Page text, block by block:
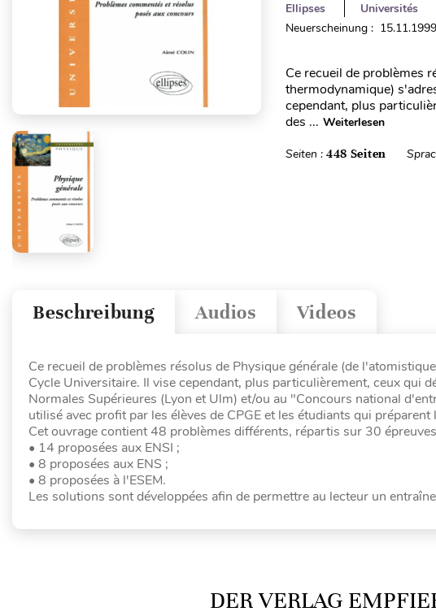
Ellipses
Universités
Neuerscheinung : 15.11.1999
Ce recueil de problèmes
thermodynamique)
cependant, plus
des ... Weiterlesen
Seiten : 448 Seiten
Videos
Audios
Beschreibung
Ce recueil de problèmes résolus de Physique générale (de
Cycle Universitaire. Il vise cependant, plus particulièrement, ceux qui
Normales Supérieures (Lyon et Ulm) et/ou au "Concours national
utilisé avec profit par les élèves de CPGE et les étudiants qui
Cet ouvrage contient 48 problèmes différents, répartis sur 30
• 14 proposées aux ENSI ;
• 8 proposées aux ENS ;
• 8 proposées à l'ESEM.
Les solutions sont développées afin de permettre au lecteur un
DER VERLAG